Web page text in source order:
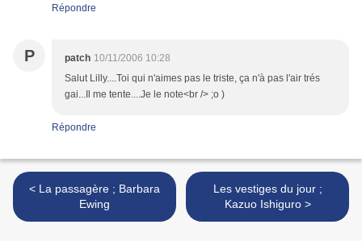
Répondre
P patch 10/11/2006 10:28
Salut Lilly....Toi qui n'aimes pas le triste, ça n'à pas l'air trés
gai...Il me tente....Je le note<br /> ;o )
Répondre
< La passagère ; Barbara
Ewing
Les vestiges du jour ;
Kazuo Ishiguro >